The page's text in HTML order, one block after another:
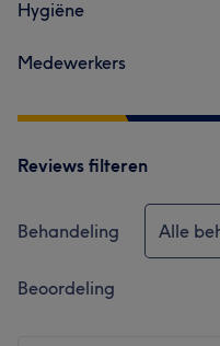
Hygiëne
Medewerkers
Reviews filteren
Behandeling Alle
Beoordeling